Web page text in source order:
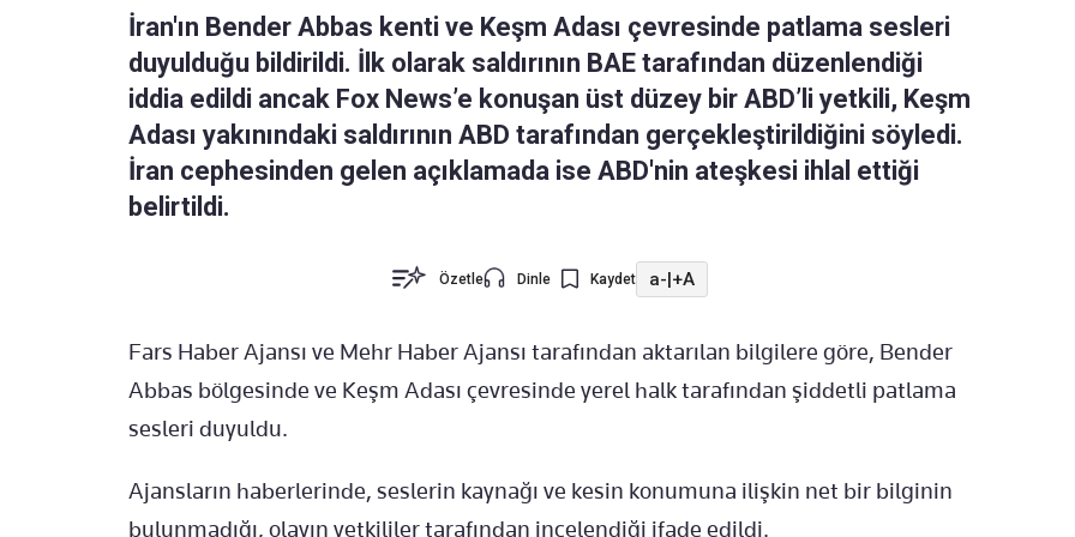
İran'ın Bender Abbas kenti ve Keşm Adası çevresinde patlama sesleri
duyulduğu bildirildi. İlk olarak saldırının BAE tarafından düzenlendiği
iddia edildi ancak Fox News’e konuşan üst düzey bir ABD’li yetkili, Keşm
Adası yakınındaki saldırının ABD tarafından gerçekleştirildiğini söyledi.
İran cephesinden gelen açıklamada ise ABD'nin ateşkesi ihlal ettiği
belirtildi.
Özetle Dinle Kaydet a-|+A
Fars Haber Ajansı ve Mehr Haber Ajansı tarafından aktarılan bilgilere göre, Bender
Abbas bölgesinde ve Keşm Adası çevresinde yerel halk tarafından şiddetli patlama
sesleri duyuldu.
Ajansların haberlerinde, seslerin kaynağı ve kesin konumuna ilişkin net bir bilginin
bulunmadığı, olayın yetkililer tarafından incelendiği ifade edildi.